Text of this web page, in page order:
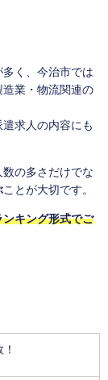
く、今治市では
業・物流関連の
求人の内容にも
の多さだけでな
ことが大切です。
キング形式でご